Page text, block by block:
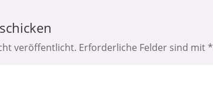
veröffentlicht. Erforderliche Felder sind mit*